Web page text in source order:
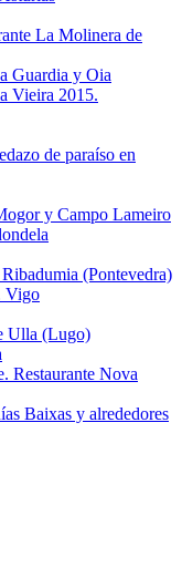
La Molinera de
Guardia y Oia
Vieira 2015.
de paraíso en
y Campo Lameiro
(Pontevedra)
Vigo
Ulla (Lugo)
Restaurante Nova
Baixas y alrededores